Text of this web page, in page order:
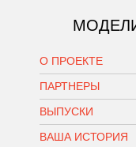
О ПРОЕКТЕ
ПАРТНЕРЫ
ВЫПУСКИ
ВАША ИСТОРИЯ